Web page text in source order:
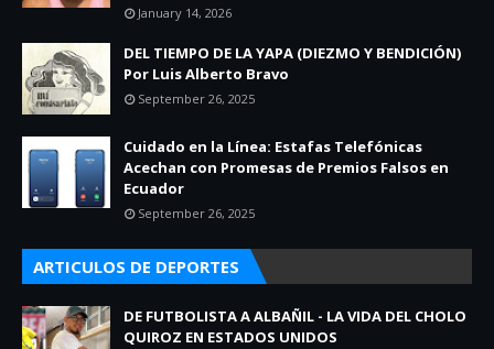
January 14, 2026
DEL TIEMPO DE LA YAPA (DIEZMO Y BENDICIÓN)
Por Luis Alberto Bravo
September 26, 2025
Cuidado en la Línea: Estafas Telefónicas
Acechan con Promesas de Premios Falsos en
Ecuador
September 26, 2025
ARTICULOS DE DEPORTES
DE FUTBOLISTA A ALBAÑIL - LA VIDA DEL CHOLO
QUIROZ EN ESTADOS UNIDOS